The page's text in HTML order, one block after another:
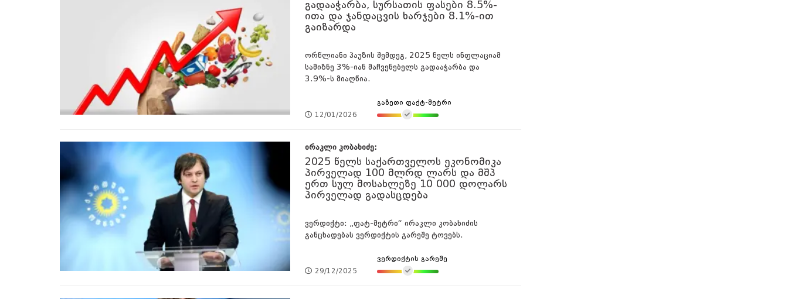
გადააჭარბა, სურსათის ფასები 8.5%-
ითა და ჯანდაცვის ხარჯები 8.1%-ით
გაიზარდა
ორწლიანი პაუზის შემდეგ, 2025 წელს ინფლაციამ
სამიზნე 3%-იან მაჩვენებელს გადააჭარბა და
3.9%-ს მიაღწია.
12/01/2026
გაზეთი ფაქტ-მეტრი
ირაკლი კობახიძე:
2025 წელს საქართველოს ეკონომიკა
პირველად 100 მლრდ ლარს და მშპ
ერთ სულ მოსახლეზე 10 000 დოლარს
პირველად გადასცდება
ვერდიქტი: „ფატ-მეტრი“ ირაკლი კობახიძის
განცხადებას ვერდიქტის გარეშე ტოვებს.
29/12/2025
ვერდიქტის გარეშე